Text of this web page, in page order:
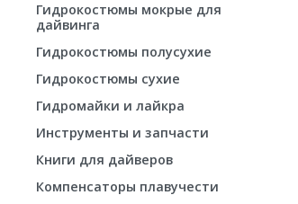
Гидрокостюмы мокрые для
дайвинга
Гидрокостюмы полусухие
Гидрокостюмы сухие
Гидромайки и лайкра
Инструменты и запчасти
Книги для дайверов
Компенсаторы плавучести